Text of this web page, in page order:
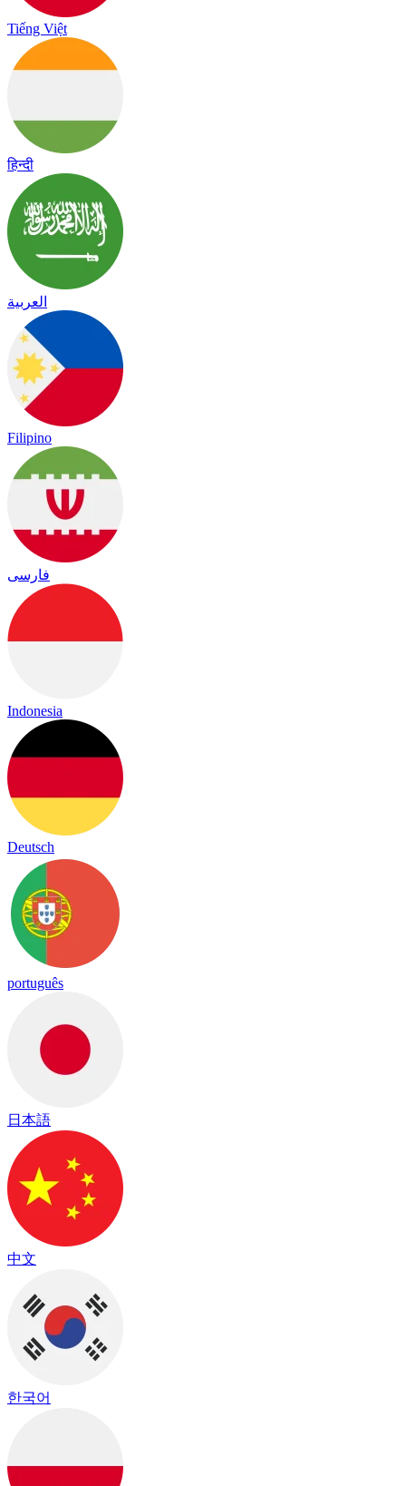
Tiếng Việt
हिन्दी
العربية
Filipino
فارسی
Indonesia
Deutsch
português
日本語
中文
한국어